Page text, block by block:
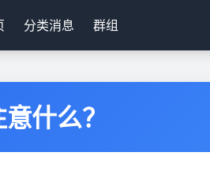
分类消息 群组
什么？